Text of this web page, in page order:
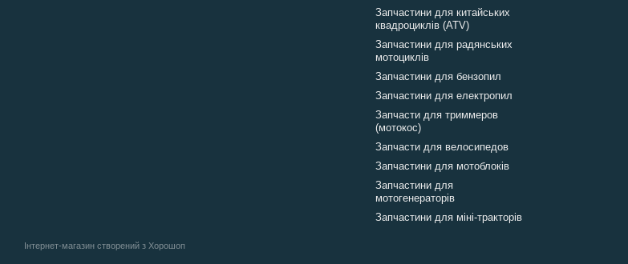
Інтернет-магазин створений з Хорошоп
Запчастини для китайських
квадроциклів (ATV)
Запчастини для радянських
мотоциклів
Запчастини для бензопил
Запчастини для електропил
Запчасти для триммеров
(мотокос)
Запчасти для велосипедов
Запчастини для мотоблоків
Запчастини для
мотогенераторів
Запчастини для міні-тракторів